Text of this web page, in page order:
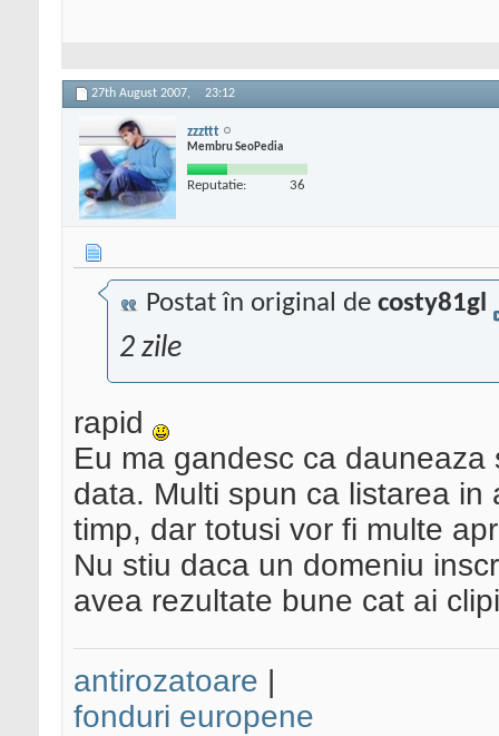
27th August 2007, 23:12
zzzttt
Membru SeoPedia
Reputatie: 36
Postat în original de costy81gl
2 zile
rapid
Eu ma gandesc ca
data. Multi spun ca listarea
timp, dar totusi vor fi multe
Nu stiu daca un domeniu
avea rezultate bune cat ai
antirozatoare
fonduri europene